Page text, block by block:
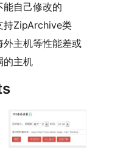
能自己修改的
持ZipArchive类
外主机等性能差或
的主机